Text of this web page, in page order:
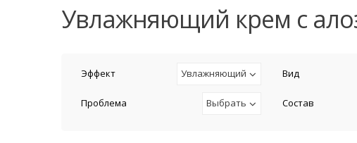
увлажняющий крем с
Эффект Увлажняющий Вид
Проблема Выбрать Состав